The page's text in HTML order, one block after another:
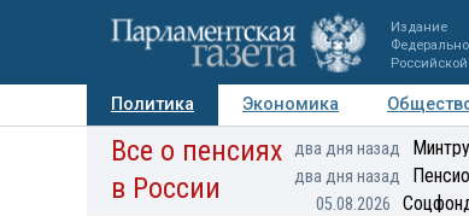
Издание
Политика Экономика
Авторы Персоны Мнения
Все о пенсиях
в России
два дня назад
два дня назад
05.08.2026